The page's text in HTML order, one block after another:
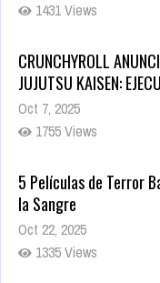
CRUNCHYROLL
Oct 7, 2025
1755 Views
5 Películas de Terror
Oct 22, 2025
1335 Views
Revive el terror: El